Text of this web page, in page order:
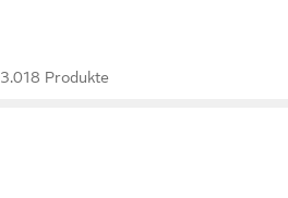
3.018 Produkte